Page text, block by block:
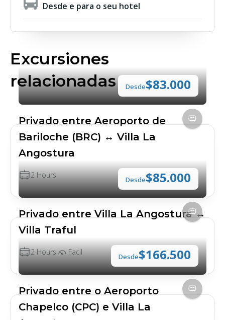
Desde e para o seu hotel
Excursiones
relacionadas
Desde$83.000
Privado entre Aeroporto de
Bariloche (BRC) ↔ Villa La
Angostura
2 Hours Desde$85.000
Privado entre Villa La Angostura ↔
Villa Traful
2 Hours Facil Desde$166.500
Privado entre o Aeroporto
Chapelco (CPC) e Villa La